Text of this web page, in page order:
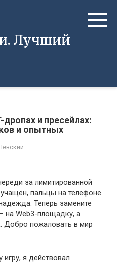
Лучший
дропах и пресейлах:
и опытных
за лимитированной
пальцы на телефоне
Теперь замените
на Web3-площадку, а
Добро пожаловать в мир
игру, я действовал